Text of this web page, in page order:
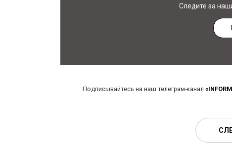
Следите за
Подписывайтесь на наш телеграм-канал